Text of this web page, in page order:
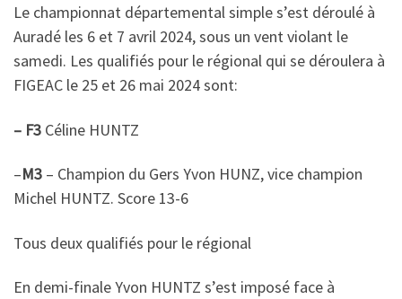
Le championnat départemental simple s’est déroulé à
Auradé les 6 et 7 avril 2024, sous un vent violant le
samedi. Les qualifiés pour le régional qui se déroulera à
FIGEAC le 25 et 26 mai 2024 sont:
– F3 Céline HUNTZ
–M3 – Champion du Gers Yvon HUNZ, vice champion
Michel HUNTZ. Score 13-6
Tous deux qualifiés pour le régional
En demi-finale Yvon HUNTZ s’est imposé face à